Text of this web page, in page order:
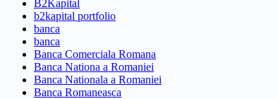
B2Kapital
b2kapital portfolio
banca
banca
Banca Comerciala Romana
Banca Nationa a Romaniei
Banca Nationala a Romaniei
Banca Romaneasca